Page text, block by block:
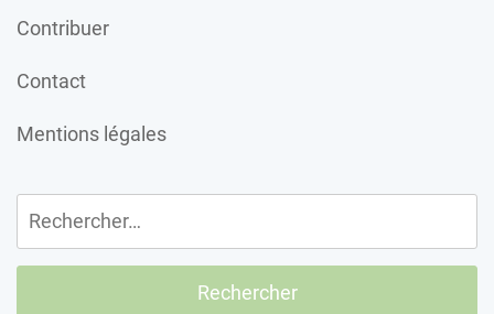
Contribuer
Contact
Mentions légales
Rechercher :